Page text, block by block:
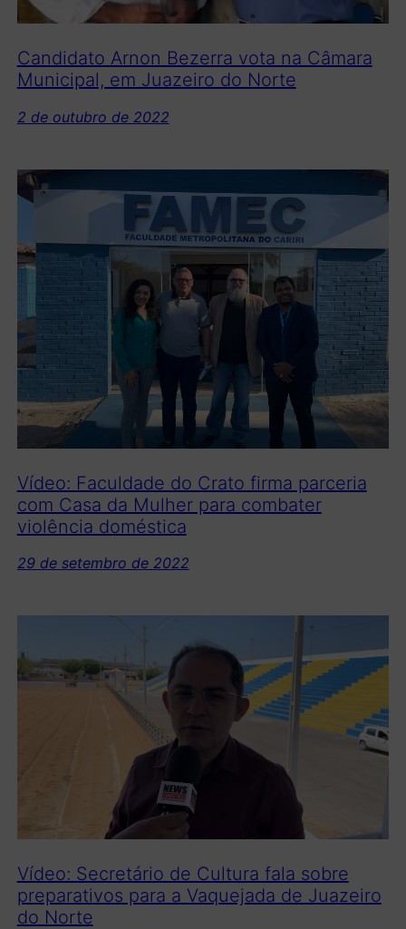
Candidato Arnon Bezerra vota na Câmara
Municipal, em Juazeiro do Norte
2 de outubro de 2022
Vídeo: Faculdade do Crato firma parceria
com Casa da Mulher para combater
violência doméstica
29 de setembro de 2022
Vídeo: Secretário de Cultura fala sobre
preparativos para a Vaquejada de Juazeiro
do Norte